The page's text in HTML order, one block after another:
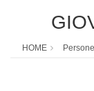
HOME Persone